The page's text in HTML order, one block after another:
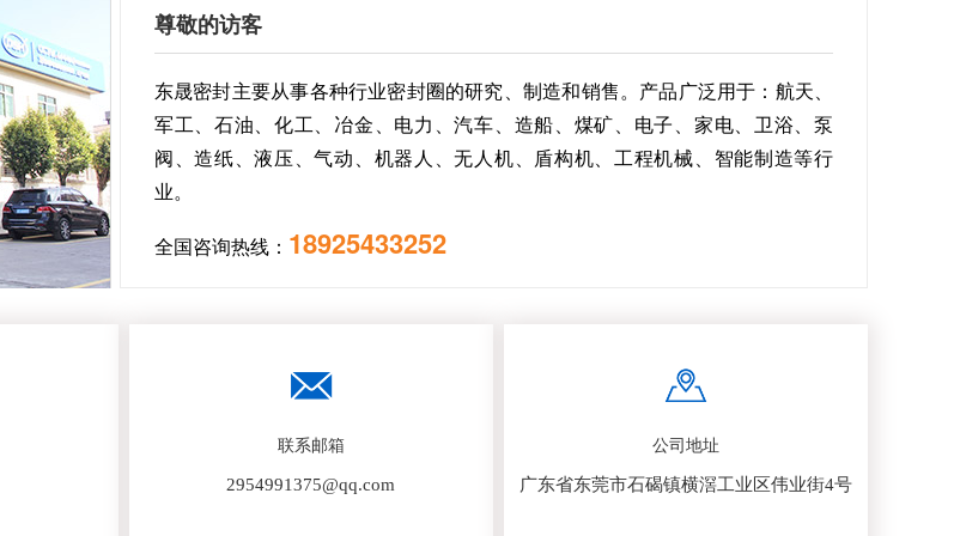
尊敬的访客
东晟密封主要从事各种行业密封圈的研究、制造和销售。产品广泛用于：航天、
军工、石油、化工、冶金、电力、汽车、造船、煤矿、电子、家电、卫浴、泵
阀、造纸、液压、气动、机器人、无人机、盾构机、工程机械、智能制造等行
业。
全国咨询热线： 18925433252
联系邮箱
2954991375@qq.com
公司地址
广东省东莞市石碣镇横滘工业区伟业街4号